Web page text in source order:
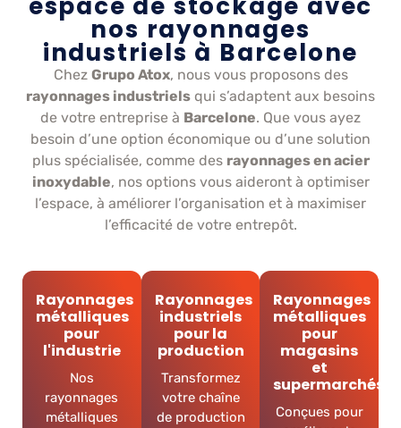
nos rayonnages
industriels à Barcelone
Chez Grupo Atox, nous vous proposons des
rayonnages industriels qui s’adaptent aux besoins
de votre entreprise à Barcelone. Que vous ayez
besoin d’une option économique ou d’une solution
plus spécialisée, comme des rayonnages en acier
inoxydable, nos options vous aideront à optimiser
l’espace, à améliorer l’organisation et à maximiser
l’efficacité de votre entrepôt.
Rayonnages
métalliques
pour
l'industrie
Nos
rayonnages
métalliques
Rayonnages
industriels
pour la
production
Transformez
votre chaîne
de production
Rayonnages
métalliques
pour
magasins
et
supermarchés
Conçues pour